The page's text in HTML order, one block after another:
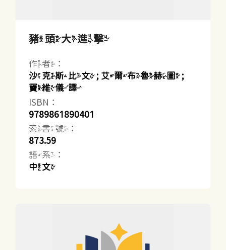
豬頭大進擊
作者：
沙克斯比文 ; 艾爾布魯赫圖 ;
竇維儀譯
ISBN：
9789861890401
索書號：
873.59
語系：
中文